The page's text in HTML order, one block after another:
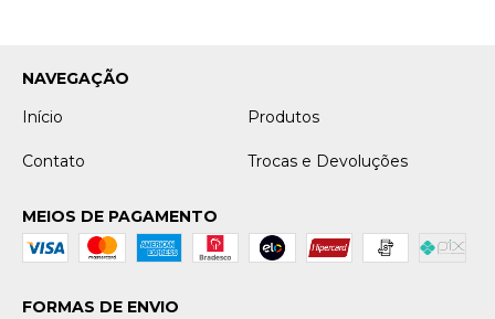
NAVEGAÇÃO
Início
Produtos
Contato Trocas e Devoluções
MEIOS DE PAGAMENTO
FORMAS DE ENVIO